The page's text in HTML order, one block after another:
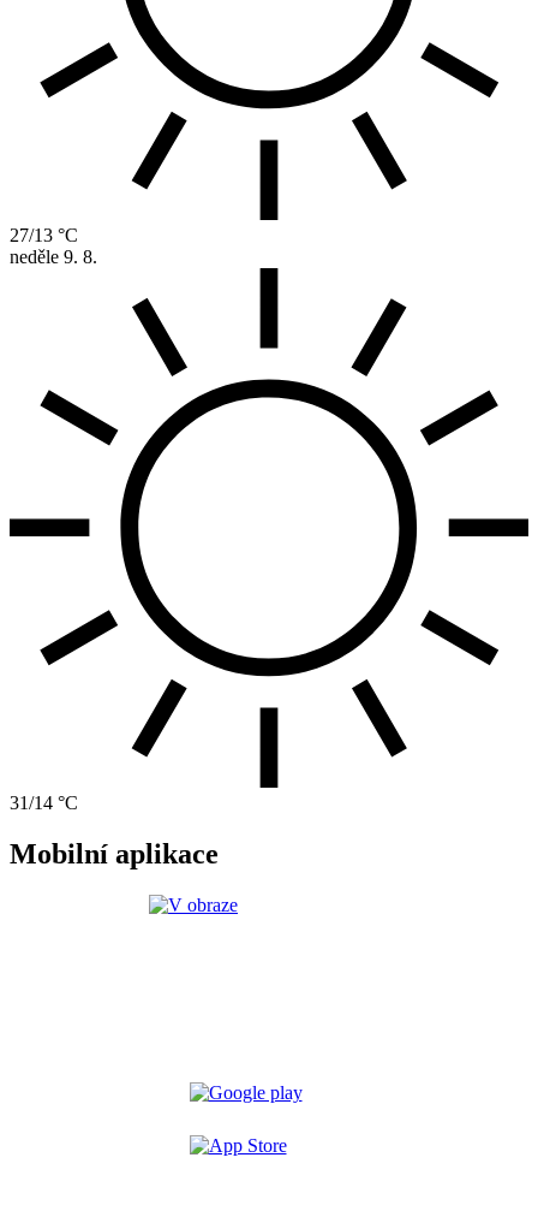
27/13 °C
neděle 9. 8.
31/14 °C
Mobilní aplikace